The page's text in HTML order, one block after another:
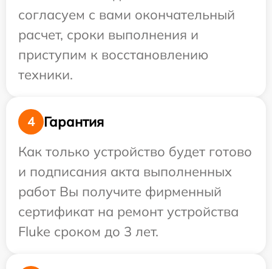
согласуем с вами окончательный
расчет, сроки выполнения и
приступим к восстановлению
техники.
4
Гарантия
Как только устройство будет готово
и подписания акта выполненных
работ Вы получите фирменный
сертификат на ремонт устройства
Fluke сроком до 3 лет.